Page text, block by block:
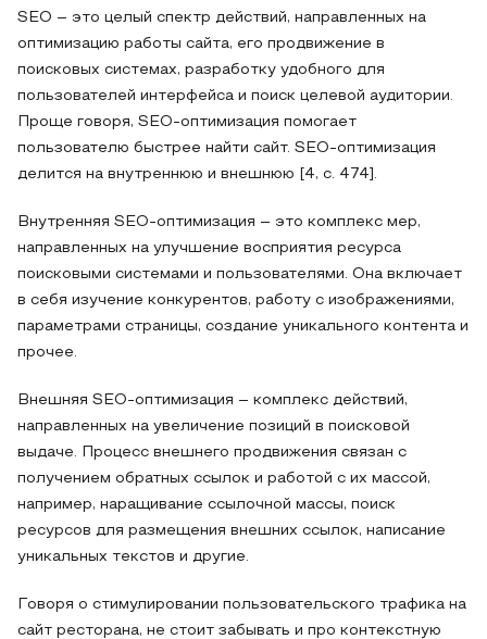
SEO – это целый спектр действий, направленных на
оптимизацию работы сайта, его продвижение в
поисковых системах, разработку удобного для
пользователей интерфейса и поиск целевой аудитории.
Проще говоря, SEO-оптимизация помогает
пользователю быстрее найти сайт. SEO-оптимизация
делится на внутреннюю и внешнюю [4, с. 474].
Внутренняя SEO-оптимизация – это комплекс мер,
направленных на улучшение восприятия ресурса
поисковыми системами и пользователями. Она включает
в себя изучение конкурентов, работу с изображениями,
параметрами страницы, создание уникального контента и
прочее.
Внешняя SEO-оптимизация – комплекс действий,
направленных на увеличение позиций в поисковой
выдаче. Процесс внешнего продвижения связан с
получением обратных ссылок и работой с их массой,
например, наращивание ссылочной массы, поиск
ресурсов для размещения внешних ссылок, написание
уникальных текстов и другие.
Говоря о стимулировании пользовательского трафика на
сайт ресторана, не стоит забывать и про контекстную